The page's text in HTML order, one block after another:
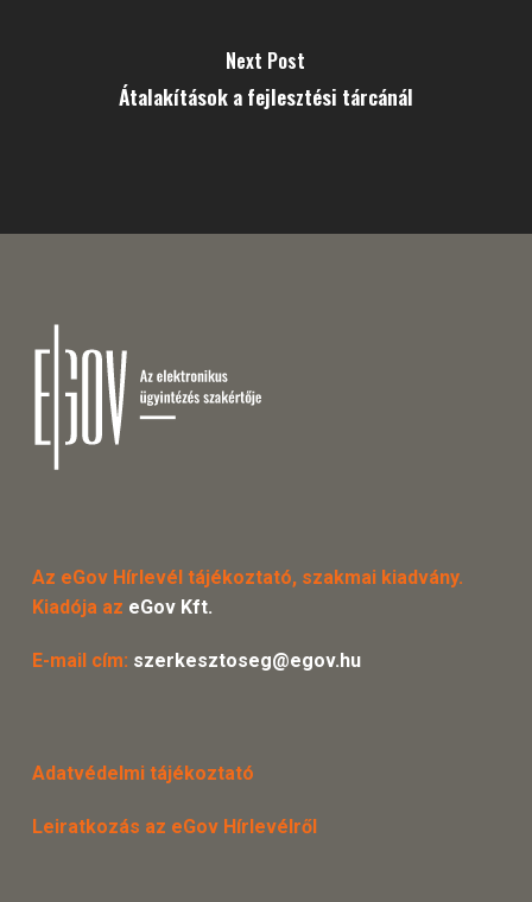
Next Post
Átalakítások a fejlesztési tárcánál
Az eGov Hírlevél tájékoztató, szakmai kiadvány.
Kiadója az eGov Kft.
E-mail cím: szerkesztoseg@egov.hu
Adatvédelmi tájékoztató
Leiratkozás az eGov Hírlevélről